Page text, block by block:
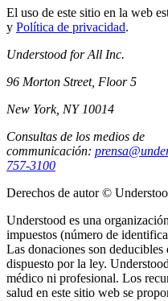
El uso de este sitio en la web
y Política de privacidad.
Understood for All Inc.
96 Morton Street, Floor 5
New York, NY 10014
Consultas de los medios de
communicación:
757-3100
Derechos de autor ©
Understood es una
impuestos (número de
Las donaciones son
dispuesto por la ley.
médico ni profesional. Los
salud en este sitio web se